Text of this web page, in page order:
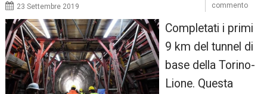
23 Settembre 2019
Completati i primi
9 km del tunnel di
base della Torino-
Lione. Questa
commento